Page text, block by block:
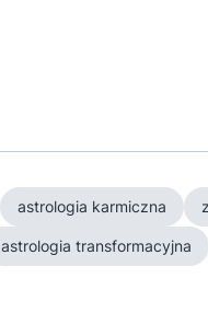
astrologia karmiczna
astrologia transformacyjna